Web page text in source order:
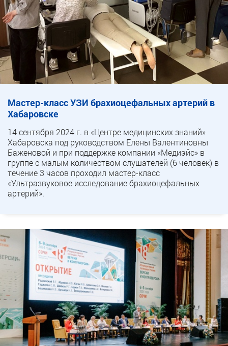
Мастер-класс УЗИ брахиоцефальных артерий в
Хабаровске
14 сентября 2024 г. в «Центре медицинских знаний»
Хабаровска под руководством Елены Валентиновны
Баженовой и при поддержке компании «Медиэйс» в
группе с малым количеством слушателей (6 человек) в
течение 3 часов проходил мастер-класс
«Ультразвуковое исследование брахиоцефальных
артерий».